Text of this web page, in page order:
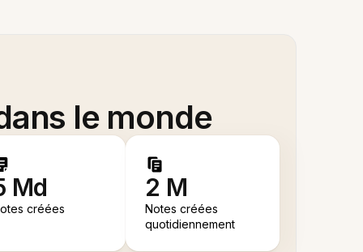
le monde
Md
créées
2 M
Notes créées
quotidiennement